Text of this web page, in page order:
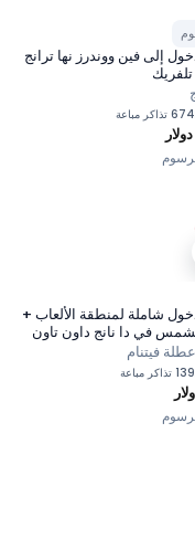
إلى فين ووندرز نها ترانج
674 تذاكر مباعة
دولار
شاملة لمنطقة الألعاب +
في دا نانج داون تاون
فيتنام
139 تذاكر مباعة